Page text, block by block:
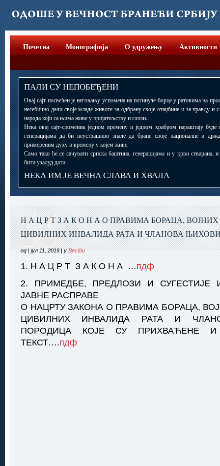
Почетна Монографија О удружењу Активности
ПАЛИ СУ НЕПОБЕЂЕНИ
Овај сајт посвећен је неговању успомена на погинуле борце у ратовима на
несебично дали своје младе животе за одбрану своје отаџбине и за правду и
народа који са њима живе у пријатељству и слози.
Нека овај сајт-споменик једном времену и једном храбром нараштају
генерацијама да би неустрашиво знале да бране своје националне и
примереним духу и времену у којем живе.
Само тако ће се сачувати српска баштина, генерацијама и у крви
бити узалуд дати.
НЕКА ИМ ЈЕ ВЕЧНА СЛАВА И ХВАЛА
Н А Ц Р Т З А К О Н А О ПРАВИМА БОРАЦА,
ЦИВИЛНИХ ИНВАЛИДА РАТА И ЧЛАНОВА
од | јул 11, 2019 | уВести
1. Н А Ц Р Т З А К О Н А …пдф
2. ПРИМЕДБЕ, ПРЕДЛОЗИ И СУГЕСТИЈЕ
ЈАВНЕ РАСПРАВЕ
О НАЦРТУ ЗАКОНА О ПРАВИМА БОРАЦА,
ЦИВИЛНИХ ИНВАЛИДА РАТА И
ПОРОДИЦА КОЈЕ СУ ПРИХВАЋЕНЕ
ТЕКСТ….пдф